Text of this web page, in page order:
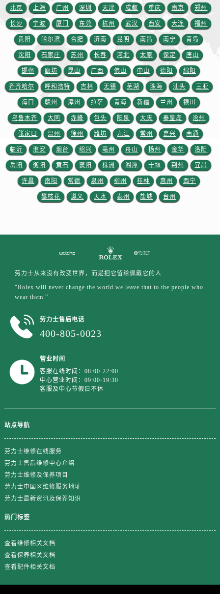
福建省南平市建阳区人民西路劳力士售后服务中心（需提前预约）
福建省宁德市蕉城区天湖东路劳力士售后服务中心（需提前预约）
福建省莆田市城厢区霞林街道荔华东大道劳力士售后服务中心（需提前预约）
福建省三明市三元区东乾二路劳力士售后服务中心（需提前预约）
福建省漳州市龙文区步港路劳力士售后服务中心（需提前预约）
江苏省常州市新北区龙锦路1590号现代传媒中心5号楼10层1008室劳力士售后服务中心（需提前预约）
江苏省淮安市清江浦区淮海北路劳力士售后服务中心（需提前预约）
江苏省连云港市海州区通灌北路劳力士售后服务中心（需提前预约）
江苏省南京市秦淮区中山南路1号南京中心22层22-C1-C3室劳力士售后服务中心（需提前预约）
江苏省宿迁市宿城区西湖路劳力士售后服务中心（需提前预约）
江苏省泰州市海陵区永定东路399号置地商务中心东塔（华润万象城）17层1706室劳力士售后服务中心（需提前预约）
江苏省徐州市鼓楼区淮海东路29号苏宁广场IFC国际金融中心35层3508室劳力士售后服务中心（需提前预约）
江苏省盐城市盐都区世纪大道5号盐城金融城写字楼1号楼16层1604室劳力士售后服务中心（需提前预约）
江苏省扬州市邗江区国展路29号星耀天地写字楼1号楼18层1803室劳力士售后服务中心（需提前预约）
上海市黄浦区南京东路299号宏伊国际广场写字楼8层806室劳力士售后服务中心（需提前预约）
浙江省嘉兴市南湖区广益路705号嘉兴世界贸易中心A座13层1304室劳力士售后服务中心（需提前预约）
北京 上海 广州 深圳 天津 成都 重庆 南京 郑州
长沙 宁波 厦门 东莞 杭州 武汉 西安 大连 福州
贵阳 哈尔滨 合肥 济南 昆明 南昌 南宁 青岛
沈阳 石家庄 苏州 长春 河北 太原 保定 唐山
邯郸 廊坊 昆山 广西 佛山 中山 德阳 绵阳
齐齐哈尔 呼和浩特 吉林 无锡 芜湖 珠海 汕头 三亚
海口 赣州 漳州 拉萨 青海 新疆 兰州 银川
乌鲁木齐 大同 赤峰 包头 阳泉 大庆 秦皇岛 沧州
张家口 温州 徐州 潍坊 九江 常州 嘉兴 南通
临沂 淮安 烟台 绍兴 亳州 舟山 扬州 金华 洛阳
岳阳 衡阳 黄石 襄阳 株洲 湘潭 十堰 荆州 宜昌
许昌 南阳 常德 泉州 柳州 桂林 惠州 西宁
攀枝花 遵义 天水 泰州 盐城 台州
劳力士从来没有改变世界，而是把它留给佩戴它的人
"Rolex will never change the world.we leave that to the people who
wear them.”
劳力士售后电话
400-805-0023
营业时间
客服在线时间：08:00-22:00
中心营业时间：09:00-19:30
客服及中心节假日不休
站点导航
劳力士维修在线服务
劳力士售后维修中心介绍
劳力士维修及保养项目
劳力士中国区维修服务地址
劳力士最新资讯及保养知识
热门标签
查看维修相关文档
查看保养相关文档
查看配件相关文档